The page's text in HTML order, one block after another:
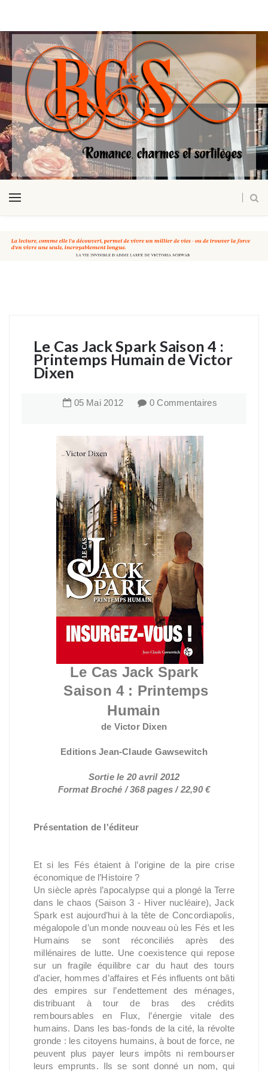
Le Cas Jack Spark Saison 4 :
Printemps Humain de Victor
Dixen
05 Mai 2012 0 Commentaires
Le Cas Jack Spark
Saison 4 : Printemps
Humain
de Victor Dixen
Editions Jean-Claude Gawsewitch
Sortie le 20 avril 2012
Format Broché / 368 pages / 22,90 €
Présentation de l'éditeur
Et si les Fés étaient à l’origine de la pire crise
économique de l’Histoire ?
Un siècle après l’apocalypse qui a plongé la Terre
dans le chaos (Saison 3 - Hiver nucléaire), Jack
Spark est aujourd’hui à la tête de Concordiapolis,
mégalopole d’un monde nouveau où les Fés et les
Humains se sont réconciliés après des
millénaires de lutte. Une coexistence qui repose
sur un fragile équilibre car du haut des tours
d’acier, hommes d’affaires et Fés influents ont bâti
des empires sur l’endettement des ménages,
distribuant à tour de bras des crédits
remboursables en Flux, l’énergie vitale des
humains. Dans les bas-fonds de la cité, la révolte
gronde : les citoyens humains, à bout de force, ne
peuvent plus payer leurs impôts ni rembourser
leurs emprunts. Ils se sont donné un nom, qui